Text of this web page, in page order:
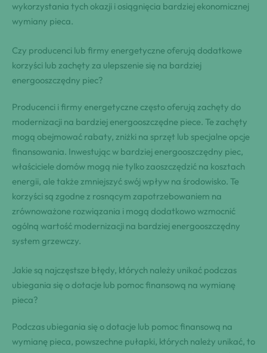
wykorzystania tych okazji i osiągnięcia bardziej ekonomicznej
wymiany pieca.
Czy producenci lub firmy energetyczne oferują dodatkowe
korzyści lub zachęty za ulepszenie się na bardziej
energooszczędny piec?
Producenci i firmy energetyczne często oferują zachęty do
modernizacji na bardziej energooszczędne piece. Te zachęty
mogą obejmować rabaty, zniżki na sprzęt lub specjalne opcje
finansowania. Inwestując w bardziej energooszczędny piec,
właściciele domów mogą nie tylko zaoszczędzić na kosztach
energii, ale także zmniejszyć swój wpływ na środowisko. Te
korzyści są zgodne z rosnącym zapotrzebowaniem na
zrównoważone rozwiązania i mogą dodatkowo wzmocnić
ogólną wartość modernizacji na bardziej energooszczędny
system grzewczy.
Jakie są najczęstsze błędy, których należy unikać podczas
ubiegania się o dotacje lub pomoc finansową na wymianę
pieca?
Podczas ubiegania się o dotacje lub pomoc finansową na
wymianę pieca, powszechne pułapki, których należy unikać, to